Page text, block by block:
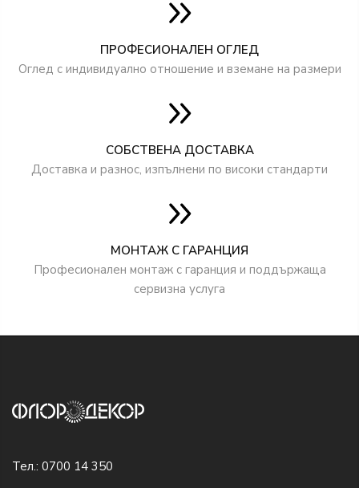
ПРОФЕСИОНАЛЕН ОГЛЕД
Оглед с индивидуално отношение и вземане на размери
СОБСТВЕНА ДОСТАВКА
Доставка и разнос, изпълнени по високи стандарти
МОНТАЖ С ГАРАНЦИЯ
Професионален монтаж с гаранция и поддържаща
сервизна услуга
Тел.: 0700 14 350